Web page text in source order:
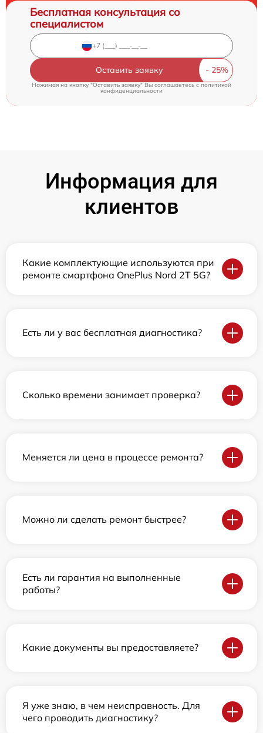
Бесплатная консультация со
специалистом
Оставить заявку
Нажимая на кнопку "Оставить заявку" Вы соглашаетесь cполитикой
конфиденциальности
Информация для
клиентов
Какие комплектующие используются при
ремонте смартфона OnePlus Nord 2T 5G?
Есть ли у вас бесплатная диагностика?
Сколько времени занимает проверка?
Меняется ли цена в процессе ремонта?
Можно ли сделать ремонт быстрее?
Есть ли гарантия на выполненные
работы?
Какие документы вы предоставляете?
Я уже знаю, в чем неисправность. Для
чего проводить диагностику?